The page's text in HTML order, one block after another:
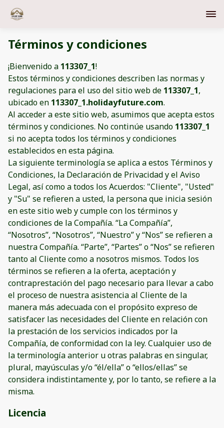
Términos y condiciones
¡Bienvenido a 113307_1!
Estos términos y condiciones describen las normas y
regulaciones para el uso del sitio web de 113307_1,
ubicado en 113307_1.holidayfuture.com.
Al acceder a este sitio web, asumimos que acepta estos
términos y condiciones. No continúe usando 113307_1
si no acepta todos los términos y condiciones
establecidos en esta página.
La siguiente terminología se aplica a estos Términos y
Condiciones, la Declaración de Privacidad y el Aviso
Legal, así como a todos los Acuerdos: "Cliente", "Usted"
y "Su" se refieren a usted, la persona que inicia sesión
en este sitio web y cumple con los términos y
condiciones de la Compañía. “La Compañía”,
“Nosotros”, “Nosotros”, “Nuestro” y “Nos” se refieren a
nuestra Compañía. “Parte”, “Partes” o “Nos” se refieren
tanto al Cliente como a nosotros mismos. Todos los
términos se refieren a la oferta, aceptación y
contraprestación del pago necesario para llevar a cabo
el proceso de nuestra asistencia al Cliente de la
manera más adecuada con el propósito expreso de
satisfacer las necesidades del Cliente en relación con
la prestación de los servicios indicados por la
Compañía, de conformidad con la ley. Cualquier uso de
la terminología anterior u otras palabras en singular,
plural, mayúsculas y/o “él/ella” o “ellos/ellas” se
considera indistintamente y, por lo tanto, se refiere a la
misma.
Licencia